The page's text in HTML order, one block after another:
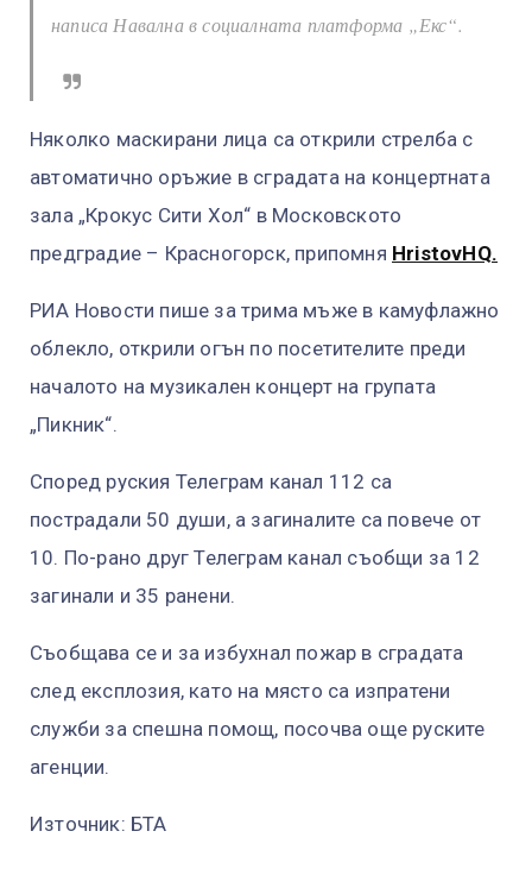
написа Навална в социалната платформа „Екс“.
Няколко маскирани лица са открили стрелба с
автоматично оръжие в сградата на концертната
зала „Крокус Сити Хол“ в Московското
предградие – Красногорск, припомня HristovHQ.
РИА Новости пише за трима мъже в камуфлажно
облекло, открили огън по посетителите преди
началото на музикален концерт на групата
„Пикник“.
Според руския Телеграм канал 112 са
пострадали 50 души, а загиналите са повече от
10. По-рано друг Телеграм канал съобщи за 12
загинали и 35 ранени.
Съобщава се и за избухнал пожар в сградата
след експлозия, като на място са изпратени
служби за спешна помощ, посочва още руските
агенции.
Източник: БТА